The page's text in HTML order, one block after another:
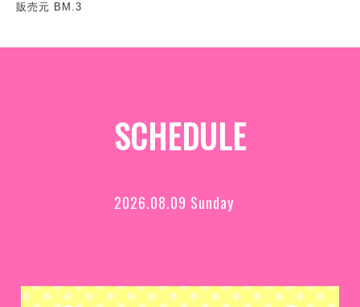
販売元 BM.3
SCHEDULE
2026.08.09 Sunday